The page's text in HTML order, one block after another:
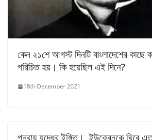
কেন ২১শে আগস্ট দিনটি বাংলাদেশের কাছে
পরিচিত হয়। কি হয়েছিল এই দিনে?
18th December 2021